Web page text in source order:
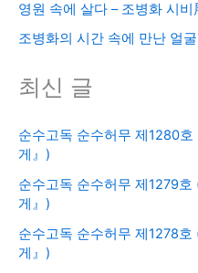
영원 속에 살다 – 조병화 시비
조병화의 시간 속에 만난 얼
최신 글
순수고독 순수허무 제1280
게』)
순수고독 순수허무 제1279
게』)
순수고독 순수허무 제1278
게』)